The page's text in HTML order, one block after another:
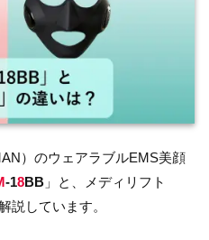
）のウェアラブルEMS美顔
-18BB 」と、メディリフト
説しています。